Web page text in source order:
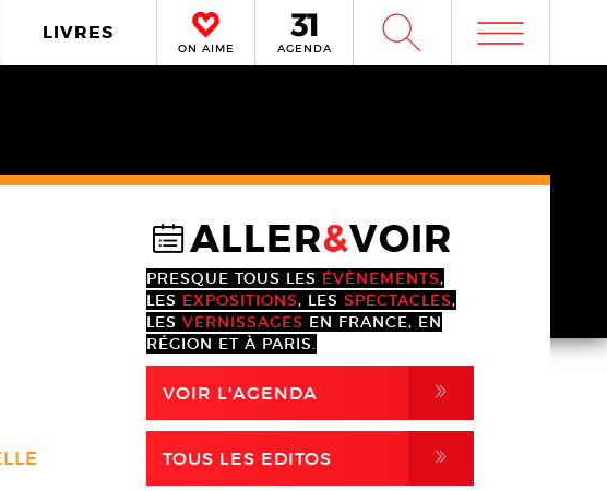
LIVRES
ON AIME AGENDA W m
@ALLER&VOIR
PRESQUE TOUS LES ÉVÈNEMENTS,
LES EXPOSITIONS, LES SPECTACLES,
LES VERNISSAGES EN FRANCE, EN
RÉGION ET À PARIS.
VOIR L'AGENDA ,
TOUS LES EDITOS ,